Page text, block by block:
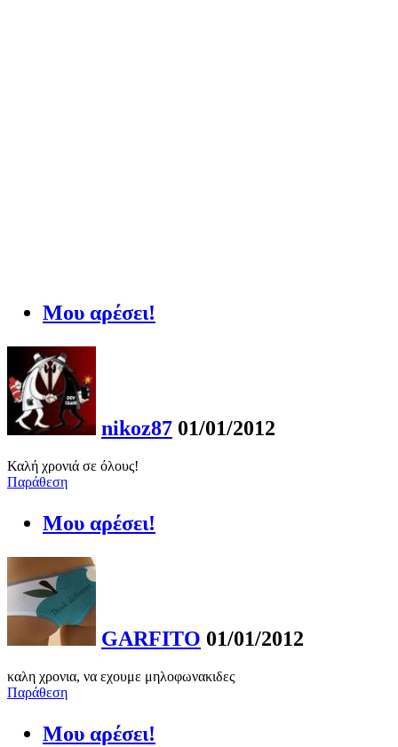
Μου αρέσει!
nikoz87 01/01/2012
Καλή χρονιά σε όλους!
Παράθεση
Μου αρέσει!
GARFITO 01/01/2012
καλη χρονια, να εχουμε μηλοφωνακιδες
Παράθεση
Μου αρέσει!